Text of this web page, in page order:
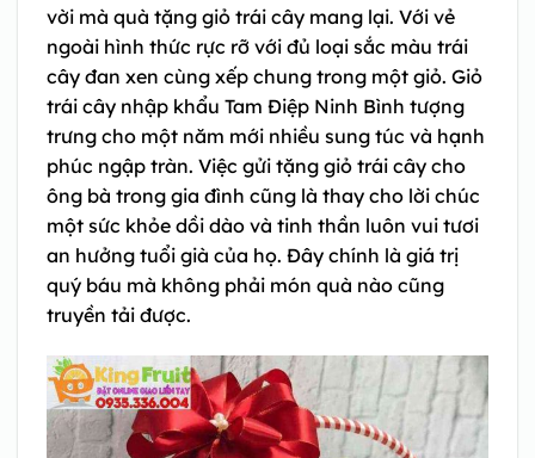
vời mà quà tặng giỏ trái cây mang lại. Với vẻ
ngoài hình thức rực rỡ với đủ loại sắc màu trái
cây đan xen cùng xếp chung trong một giỏ. Giỏ
trái cây nhập khẩu Tam Điệp Ninh Bình tượng
trưng cho một năm mới nhiều sung túc và hạnh
phúc ngập tràn. Việc gửi tặng giỏ trái cây cho
ông bà trong gia đình cũng là thay cho lời chúc
một sức khỏe dồi dào và tinh thần luôn vui tươi
an hưởng tuổi già của họ. Đây chính là giá trị
quý báu mà không phải món quà nào cũng
truyền tải được.